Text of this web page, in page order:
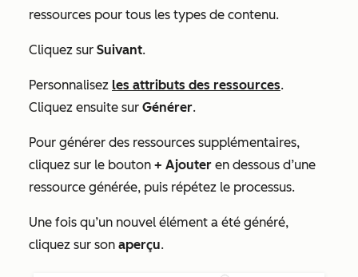
ressources pour tous les types de contenu.
Cliquez sur Suivant.
Personnalisez les attributs des ressources.
Cliquez ensuite sur Générer.
Pour générer des ressources supplémentaires,
cliquez sur le bouton + Ajouter en dessous d’une
ressource générée, puis répétez le processus.
Une fois qu’un nouvel élément a été généré,
cliquez sur son aperçu.